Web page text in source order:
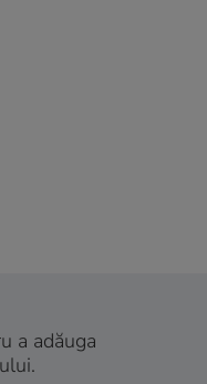
a adăuga